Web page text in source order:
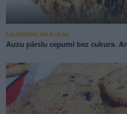
SALDĒDIENI UN KŪKAS
Auzu pārslu cepumi bez cukura.